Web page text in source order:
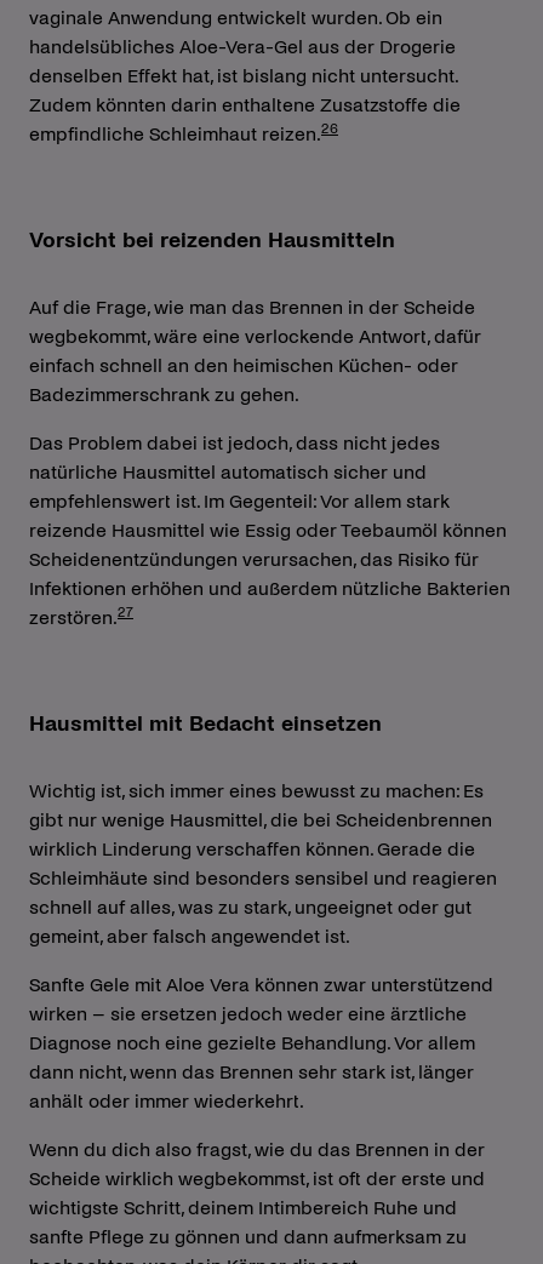
vaginale Anwendung entwickelt wurden. Ob ein
handelsübliches Aloe-Vera-Gel aus der Drogerie
denselben Effekt hat, ist bislang nicht untersucht.
Zudem könnten darin enthaltene Zusatzstoffe die
empfindliche Schleimhaut reizen.26
Vorsicht bei reizenden Hausmitteln
Auf die Frage, wie man das Brennen in der Scheide
wegbekommt, wäre eine verlockende Antwort, dafür
einfach schnell an den heimischen Küchen- oder
Badezimmerschrank zu gehen.
Das Problem dabei ist jedoch, dass nicht jedes
natürliche Hausmittel automatisch sicher und
empfehlenswert ist. Im Gegenteil: Vor allem stark
reizende Hausmittel wie Essig oder Teebaumöl können
Scheidenentzündungen verursachen, das Risiko für
Infektionen erhöhen und außerdem nützliche Bakterien
zerstören.27
Hausmittel mit Bedacht einsetzen
Wichtig ist, sich immer eines bewusst zu machen: Es
gibt nur wenige Hausmittel, die bei Scheidenbrennen
wirklich Linderung verschaffen können. Gerade die
Schleimhäute sind besonders sensibel und reagieren
schnell auf alles, was zu stark, ungeeignet oder gut
gemeint, aber falsch angewendet ist.
Sanfte Gele mit Aloe Vera können zwar unterstützend
wirken – sie ersetzen jedoch weder eine ärztliche
Diagnose noch eine gezielte Behandlung. Vor allem
dann nicht, wenn das Brennen sehr stark ist, länger
anhält oder immer wiederkehrt.
Wenn du dich also fragst, wie du das Brennen in der
Scheide wirklich wegbekommst, ist oft der erste und
wichtigste Schritt, deinem Intimbereich Ruhe und
sanfte Pflege zu gönnen und dann aufmerksam zu